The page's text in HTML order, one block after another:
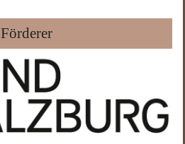
Förderer